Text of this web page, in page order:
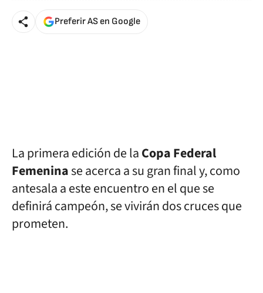
Preferir AS en Google
La primera edición de laCopaFederal
Femeninase acerca a su gran final y, como
antesala a este encuentro en el que se
definirá campeón, se vivirán dos cruces que
prometen.